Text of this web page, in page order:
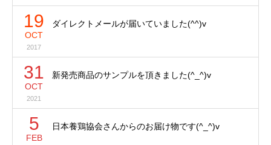
19
OCT
2017
ダイレクトメールが届いていました(^^)v
31
OCT
2021
新発売商品のサンプルを頂きました(^_^)v
5
FEB
日本養鶏協会さんからのお届け物です(^_^)v